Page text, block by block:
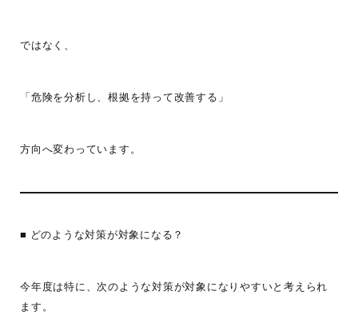
ではなく、
「危険を分析し、根拠を持って改善する」
方向へ変わっています。
■ どのような対策が対象になる？
今年度は特に、次のような対策が対象になりやすいと考えられ
ます。